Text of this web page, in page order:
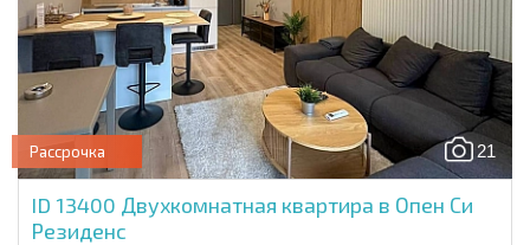
21
Рассрочка
ID 13400 Двухкомнатная квартира в Опен Си
Резиденс